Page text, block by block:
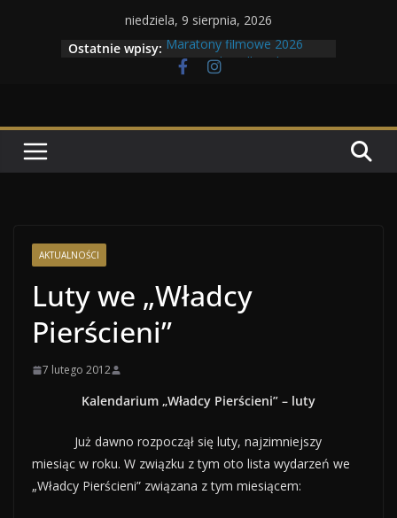
niedziela, 9 sierpnia, 2026
Ostatnie wpisy: Maratony filmowe 2026
Geneza Skrzydlatych Bestii
AKTUALNOŚCI
Luty we „Władcy
Pierścieni”
7 lutego 2012
Kalendarium „Władcy Pierścieni” – luty
Już dawno rozpoczął się luty, najzimniejszy
miesiąc w roku. W związku z tym oto lista wydarzeń we
„Władcy Pierścieni” związana z tym miesiącem: